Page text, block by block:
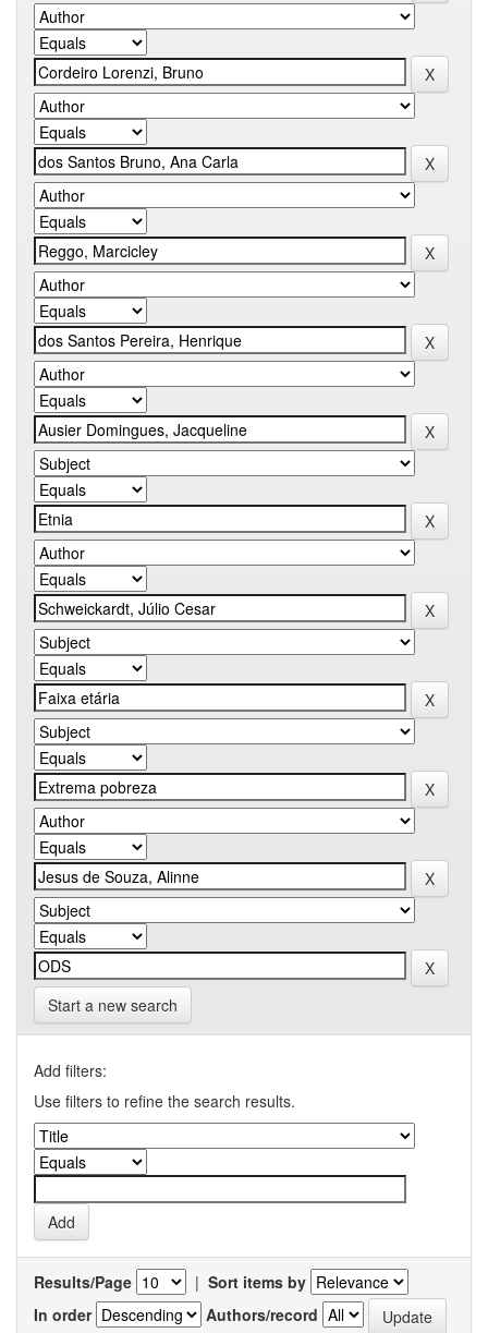
Start a new search
Add filters:
Use filters to refine the search results.
Results/Page | Sort items by
In order
Authors/record